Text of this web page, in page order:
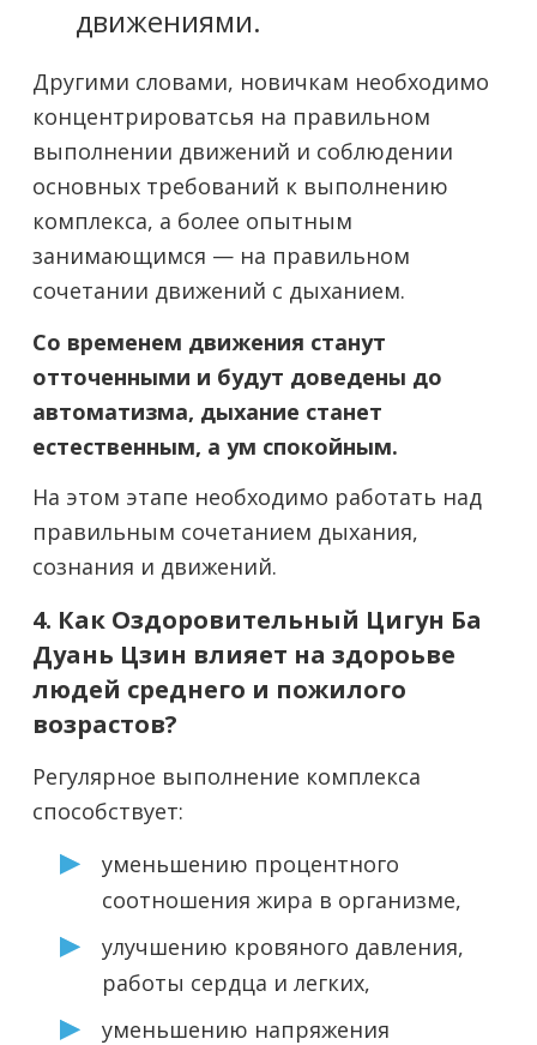
движениями.
Другими словами, новичкам необходимо
концентрироватсья на правильном
выполнении движений и соблюдении
основных требований к выполнению
комплекса, а более опытным
занимающимся — на правильном
сочетании движений с дыханием.
Со временем движения станут
отточенными и будут доведены до
автоматизма, дыхание станет
естественным, а ум спокойным.
На этом этапе необходимо работать над
правильным сочетанием дыхания,
сознания и движений.
4. Как Оздоровительный Цигун Ба
Дуань Цзин влияет на здороьве
людей среднего и пожилого
возрастов?
Регулярное выполнение комплекса
способствует:
уменьшению процентного
соотношения жира в организме,
улучшению кровяного давления,
работы сердца и легких,
уменьшению напряжения